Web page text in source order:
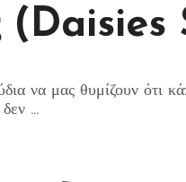
να μας θυμίζουν ότι
...